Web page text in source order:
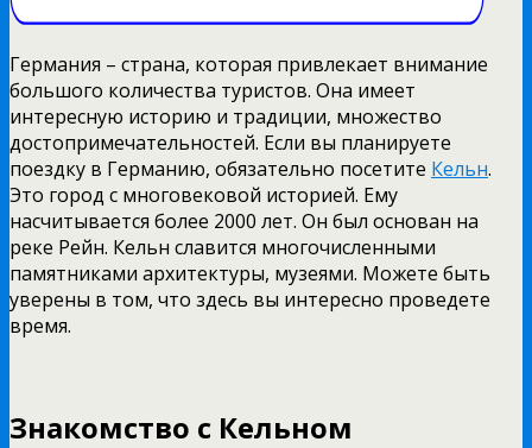
Германия – страна, которая привлекает внимание
большого количества туристов. Она имеет
интересную историю и традиции, множество
достопримечательностей. Если вы планируете
поездку в Германию, обязательно посетите Кельн.
Это город с многовековой историей. Ему
насчитывается более 2000 лет. Он был основан на
реке Рейн. Кельн славится многочисленными
памятниками архитектуры, музеями. Можете быть
уверены в том, что здесь вы интересно проведете
время.
Знакомство с Кельном